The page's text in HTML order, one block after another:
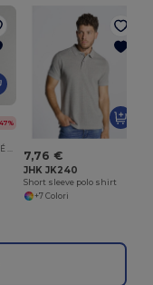
KIDS’ LONG SLEEVE PIQUÉ POLO SHIRT
7,76 €
JHK JK240
Short sleeve polo shirt
+7 Colori